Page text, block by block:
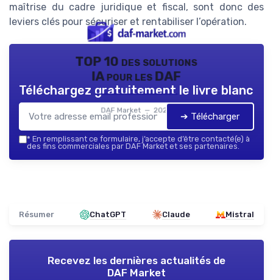
maîtrise du cadre juridique et fiscal, sont donc des
leviers clés pour sécuriser et rentabiliser l’opération.
TOP 10 des solutions
IA pour les DAF
DAF Market — 2026
Téléchargez gratuitement le livre blanc
➔ Télécharger
* En remplissant ce formulaire, j’accepte d’être contacté(e) à
des fins commerciales par DAF Market et ses partenaires.
Résumer ChatGPT Claude Mistral
Recevez les dernières actualités de
DAF Market